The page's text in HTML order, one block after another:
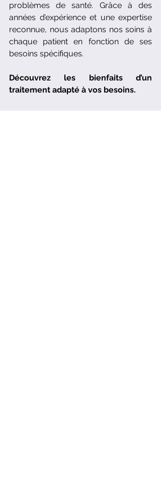
problèmes de santé. Grâce à des
années d’expérience et une expertise
reconnue, nous adaptons nos soins à
chaque patient en fonction de ses
besoins spécifiques.
Découvrez les bienfaits d’un
traitement adapté à vos besoins.